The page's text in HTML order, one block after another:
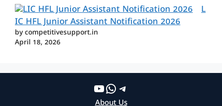
L
IC HFL Junior Assistant Notification 2026
by competitivesupport.in
April 18, 2026
YouTube
WhatsApp
Telegram
About Us